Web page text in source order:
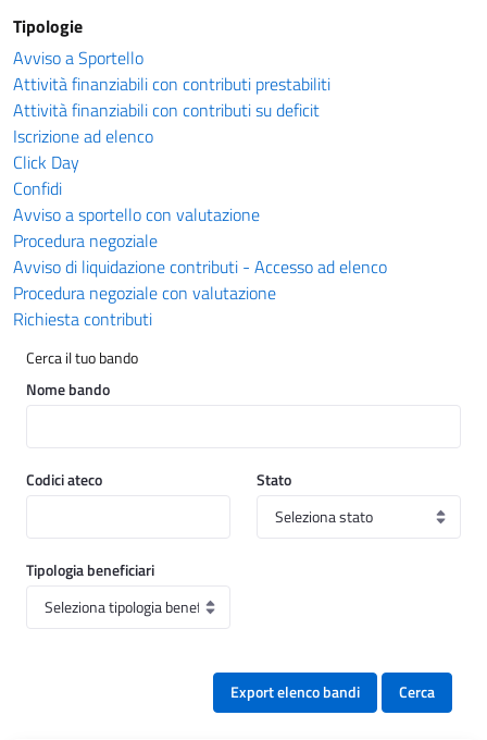
Tipologie
Avviso a Sportello
Attività finanziabili con contributi prestabiliti
Attività finanziabili con contributi su deficit
Iscrizione ad elenco
Click Day
Confidi
Avviso a sportello con valutazione
Procedura negoziale
Avviso di liquidazione contributi - Accesso ad elenco
Procedura negoziale con valutazione
Richiesta contributi
Cerca il tuo bando
Nome bando
Codici ateco Stato
Tipologia beneficiari
Export elenco bandi Cerca